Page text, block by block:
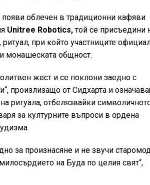
появи облечен в традиционни кафяви
Unitree Robotics,той се присъедини
при който участниците
монашеската общност.
жест и се поклони заедно с
произлизащо от Сидхарта и
ритуала, отбелязвайки
за културните въпроси в ордена
за произнасяне и не звучи
на Буда по целия свят“,